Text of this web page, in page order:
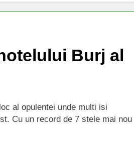
Burj al
al opulentei unde multi isi
Cu un record de 7 stele mai nou